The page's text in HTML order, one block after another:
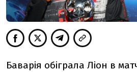
Баварія обіграла Ліон в